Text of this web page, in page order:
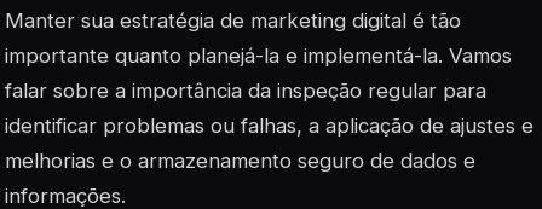
Manter sua estratégia de marketing digital é tão
importante quanto planejá-la e implementá-la. Vamos
falar sobre a importância da inspeção regular para
identificar problemas ou falhas, a aplicação de ajustes e
melhorias e o armazenamento seguro de dados e
informações.